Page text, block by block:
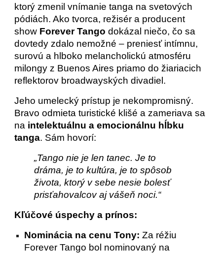
ktorý zmenil vnímanie tanga na svetových
pódiách. Ako tvorca, režisér a producent
show Forever Tango dokázal niečo, čo sa
dovtedy zdalo nemožné – preniesť intímnu,
surovú a hlboko melancholickú atmosféru
milongy z Buenos Aires priamo do žiariacich
reflektorov broadwayských divadiel.
Jeho umelecký prístup je nekompromisný.
Bravo odmieta turistické klišé a zameriava sa
na intelektuálnu a emocionálnu hĺbku
tanga. Sám hovorí:
„Tango nie je len tanec. Je to
dráma, je to kultúra, je to spôsob
života, ktorý v sebe nesie bolesť
prisťahovalcov aj vášeň noci.“
Kľúčové úspechy a prínos:
Nominácia na cenu Tony: Za réžiu
Forever Tango bol nominovaný na